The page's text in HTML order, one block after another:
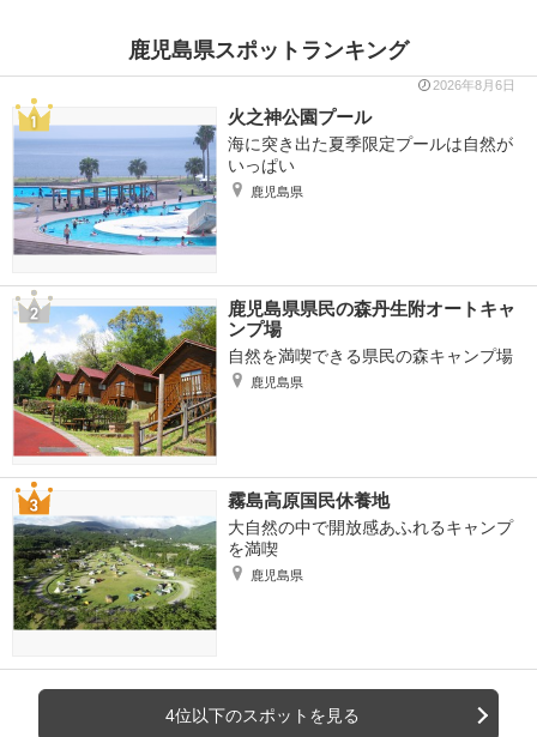
鹿児島県スポットランキング
2026年8月6日
火之神公園プール
海に突き出た夏季限定プールは自然が
いっぱい
鹿児島県
鹿児島県県民の森丹生附オートキャ
ンプ場
自然を満喫できる県民の森キャンプ場
鹿児島県
霧島高原国民休養地
大自然の中で開放感あふれるキャンプ
を満喫
鹿児島県
4位以下のスポットを見る